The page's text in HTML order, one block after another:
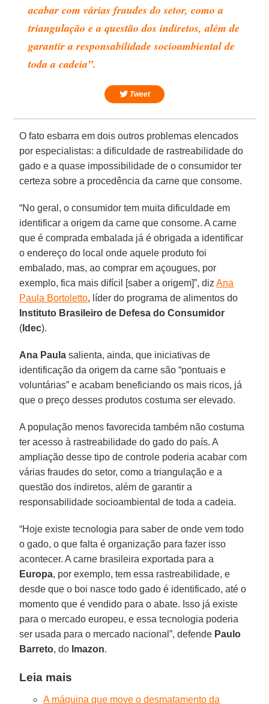
acabar com várias fraudes do setor, como a
triangulação e a questão dos indiretos, além de
garantir a responsabilidade socioambiental de
toda a cadeia”.
Tweet
O fato esbarra em dois outros problemas elencados
por especialistas: a dificuldade de rastreabilidade do
gado e a quase impossibilidade de o consumidor ter
certeza sobre a procedência da carne que consome.
“No geral, o consumidor tem muita dificuldade em
identificar a origem da carne que consome. A carne
que é comprada embalada já é obrigada a identificar
o endereço do local onde aquele produto foi
embalado, mas, ao comprar em açougues, por
exemplo, fica mais difícil [saber a origem]”, dizAna
Paula Bortoletto, líder do programa de alimentos do
Instituto Brasileiro de Defesa do Consumidor
( Idec).
Ana Paula salienta, ainda, que iniciativas de
identificação da origem da carne são “pontuais e
voluntárias” e acabam beneficiando os mais ricos, já
que o preço desses produtos costuma ser elevado.
A população menos favorecida também não costuma
ter acesso à rastreabilidade do gado do país. A
ampliação desse tipo de controle poderia acabar com
várias fraudes do setor, como a triangulação e a
questão dos indiretos, além de garantir a
responsabilidade socioambiental de toda a cadeia.
“Hoje existe tecnologia para saber de onde vem todo
o gado, o que falta é organização para fazer isso
acontecer. A carne brasileira exportada para a
Europa, por exemplo, tem essa rastreabilidade, e
desde que o boi nasce todo gado é identificado, até o
momento que é vendido para o abate. Isso já existe
para o mercado europeu, e essa tecnologia poderia
ser usada para o mercado nacional”, defende Paulo
Barreto, do Imazon.
Leia mais
A máquina que move o desmatamento da